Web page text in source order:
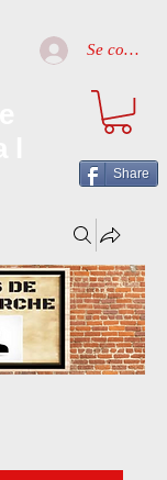
Se connecter
Share